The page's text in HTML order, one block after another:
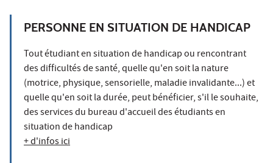
PERSONNE EN SITUATION DE HANDICAP
Tout étudiant en situation de handicap ou rencontrant
des difficultés de santé, quelle qu'en soit la nature
(motrice, physique, sensorielle, maladie invalidante...) et
quelle qu'en soit la durée, peut bénéficier, s'il le souhaite,
des services du bureau d'accueil des étudiants en
situation de handicap
+ d'infos ici